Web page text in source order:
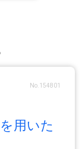
No.154801
用いた